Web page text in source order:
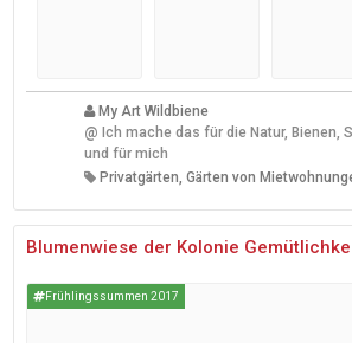
My Art Wildbiene
@ Ich mache das für die Natur, Bienen,
und für mich
Privatgärten, Gärten von
Blumenwiese der Kolonie
Frühlingssummen 2017